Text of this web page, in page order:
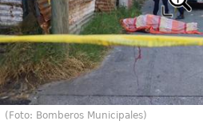
(Foto: Bomberos Municipales)